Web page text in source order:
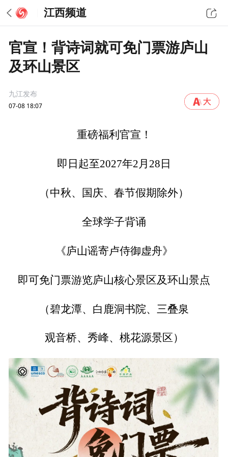
江西频道
官宣！背诗词就可免门票游庐山
及环山景区
九江发布
07-08 18:07
重磅福利官宣！
即日起至2027年2月28日
（中秋、国庆、春节假期除外）
全球学子背诵
《庐山谣寄卢侍御虚舟》
即可免门票游览庐山核心景区及环山景点
（碧龙潭、白鹿洞书院、三叠泉
观音桥、秀峰、桃花源景区）